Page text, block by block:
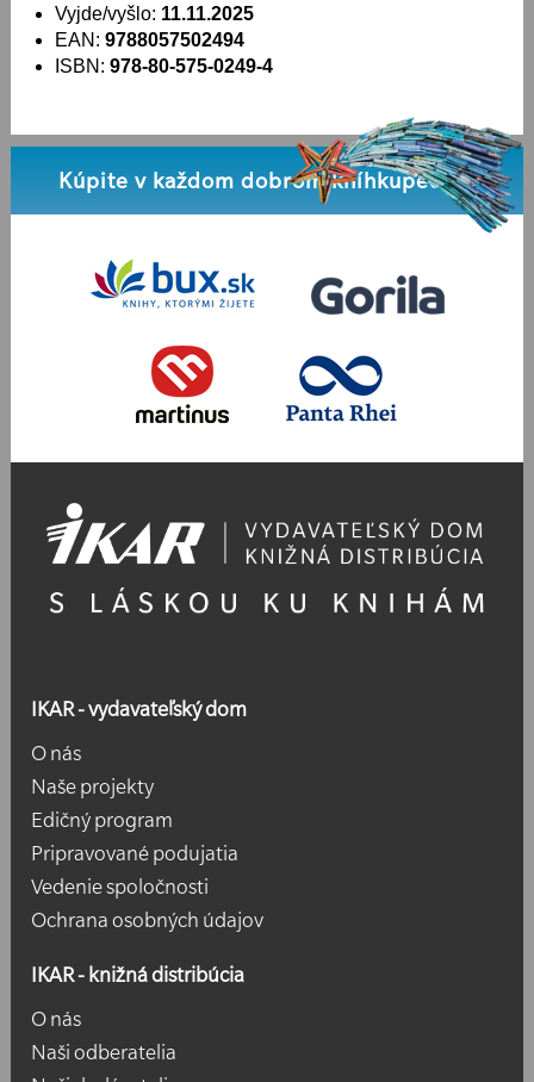
Vyjde/vyšlo: 11.11.2025
EAN: 9788057502494
ISBN: 978-80-575-0249-4
Kúpite v každom dobrom kníhkupectve
IKAR - vydavateľský dom
O nás
Naše projekty
Edičný program
Pripravované podujatia
Vedenie spoločnosti
Ochrana osobných údajov
IKAR - knižná distribúcia
O nás
Naši odberatelia